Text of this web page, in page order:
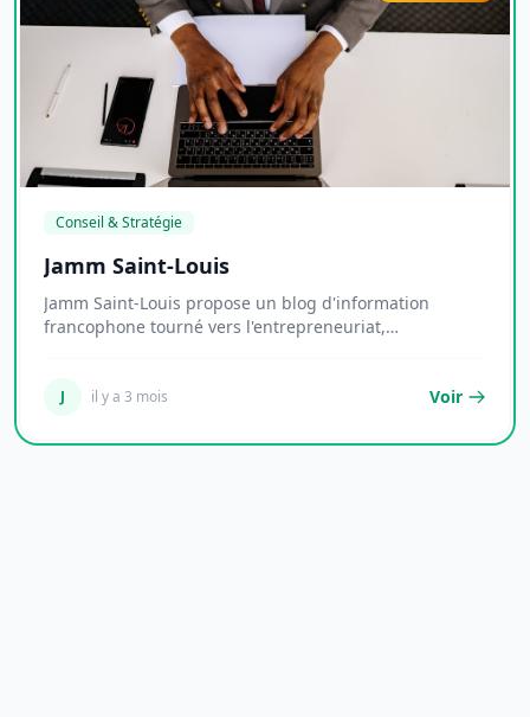
Conseil & Stratégie
Jamm Saint-Louis
Jamm Saint-Louis propose un blog d'information
francophone tourné vers l'entrepreneuriat,
J il y a 3 mois Voir